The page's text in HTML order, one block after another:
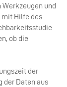
und
mit Hilfe des
ob die
der
der Daten aus